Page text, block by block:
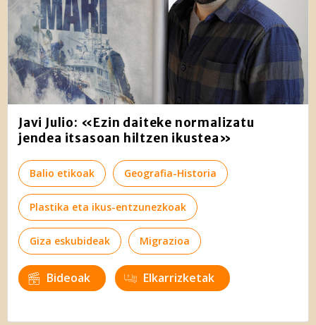
zerbitzuak hobetzeko asmoz, cookie teknologiaz
baliatzen gara. Ohar hau onartuz gero, teknologia hori
erabiltzeko baimen esplizitua ematen diguzu.Gehiago
irakurri
Javi Julio: «Ezin daiteke normalizatu
jendea itsasoan hiltzen ikustea»
Balio etikoak Geografia-Historia
Plastika eta ikus-entzunezkoak
Giza eskubideak Migrazioa
Bideoak Elkarrizketak